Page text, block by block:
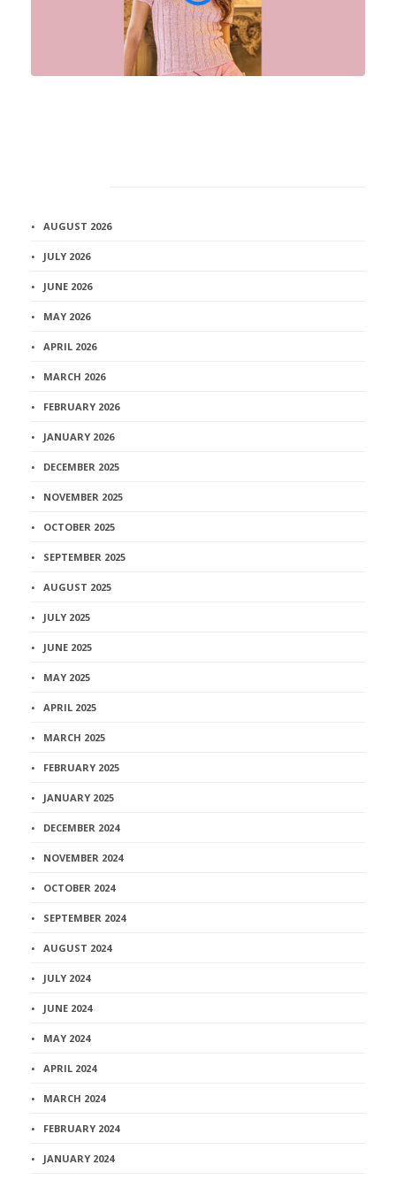
AUGUST 2026
JULY 2026
JUNE 2026
MAY 2026
APRIL 2026
MARCH 2026
FEBRUARY 2026
JANUARY 2026
DECEMBER 2025
NOVEMBER 2025
OCTOBER 2025
SEPTEMBER 2025
AUGUST 2025
JULY 2025
JUNE 2025
MAY 2025
APRIL 2025
MARCH 2025
FEBRUARY 2025
JANUARY 2025
DECEMBER 2024
NOVEMBER 2024
OCTOBER 2024
SEPTEMBER 2024
AUGUST 2024
JULY 2024
JUNE 2024
MAY 2024
APRIL 2024
MARCH 2024
FEBRUARY 2024
JANUARY 2024